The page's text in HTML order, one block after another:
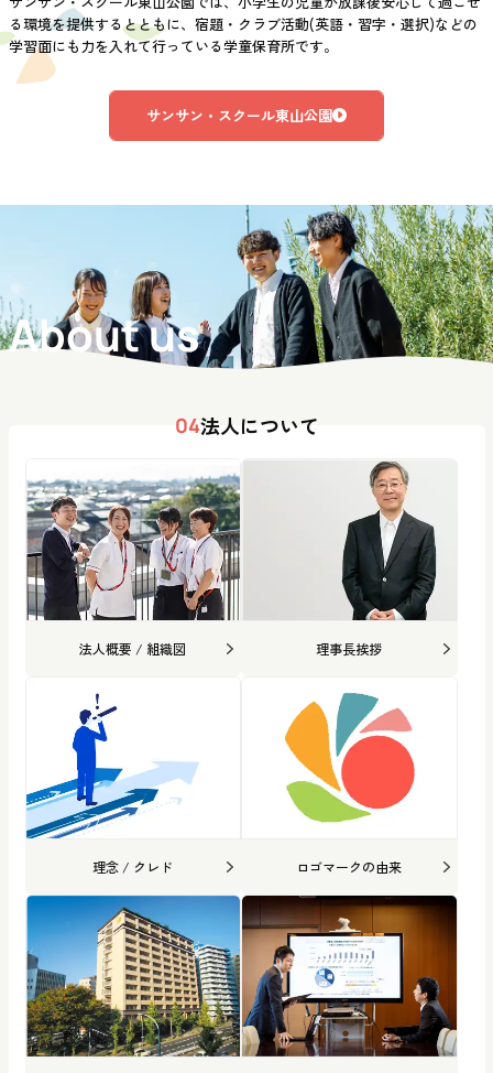
る環境を提供するとともに、宿題・クラブ活動(英語・習字・選択)などの
学習面にも力を入れて行っている学童保育所です。
サンサン・スクール東山公園
About us
04法人について
法人概要 / 組織図 理事長挨拶
理念 / クレド ロゴマークの由来